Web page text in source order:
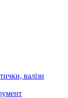
валізи